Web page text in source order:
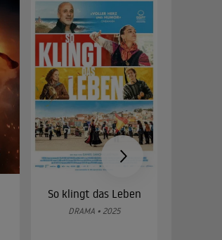
So klingt das Leben
DRAMA • 2025